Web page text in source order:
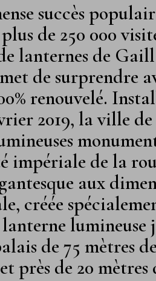
succès
de 250 000
lanternes de
de surprendre
renouvelé.
2019, la ville
impériale de la
aux
créée
lumineuse
de 75 mètres
près de 20 mètres